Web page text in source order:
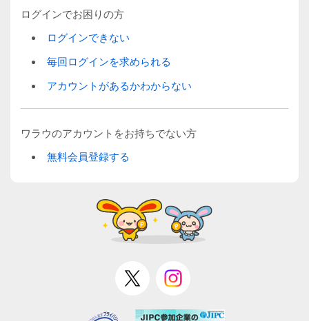
ログインでお困りの方
ログインできない
毎回ログインを求められる
アカウントがあるかわからない
ワラウのアカウントをお持ちでない方
無料会員登録する